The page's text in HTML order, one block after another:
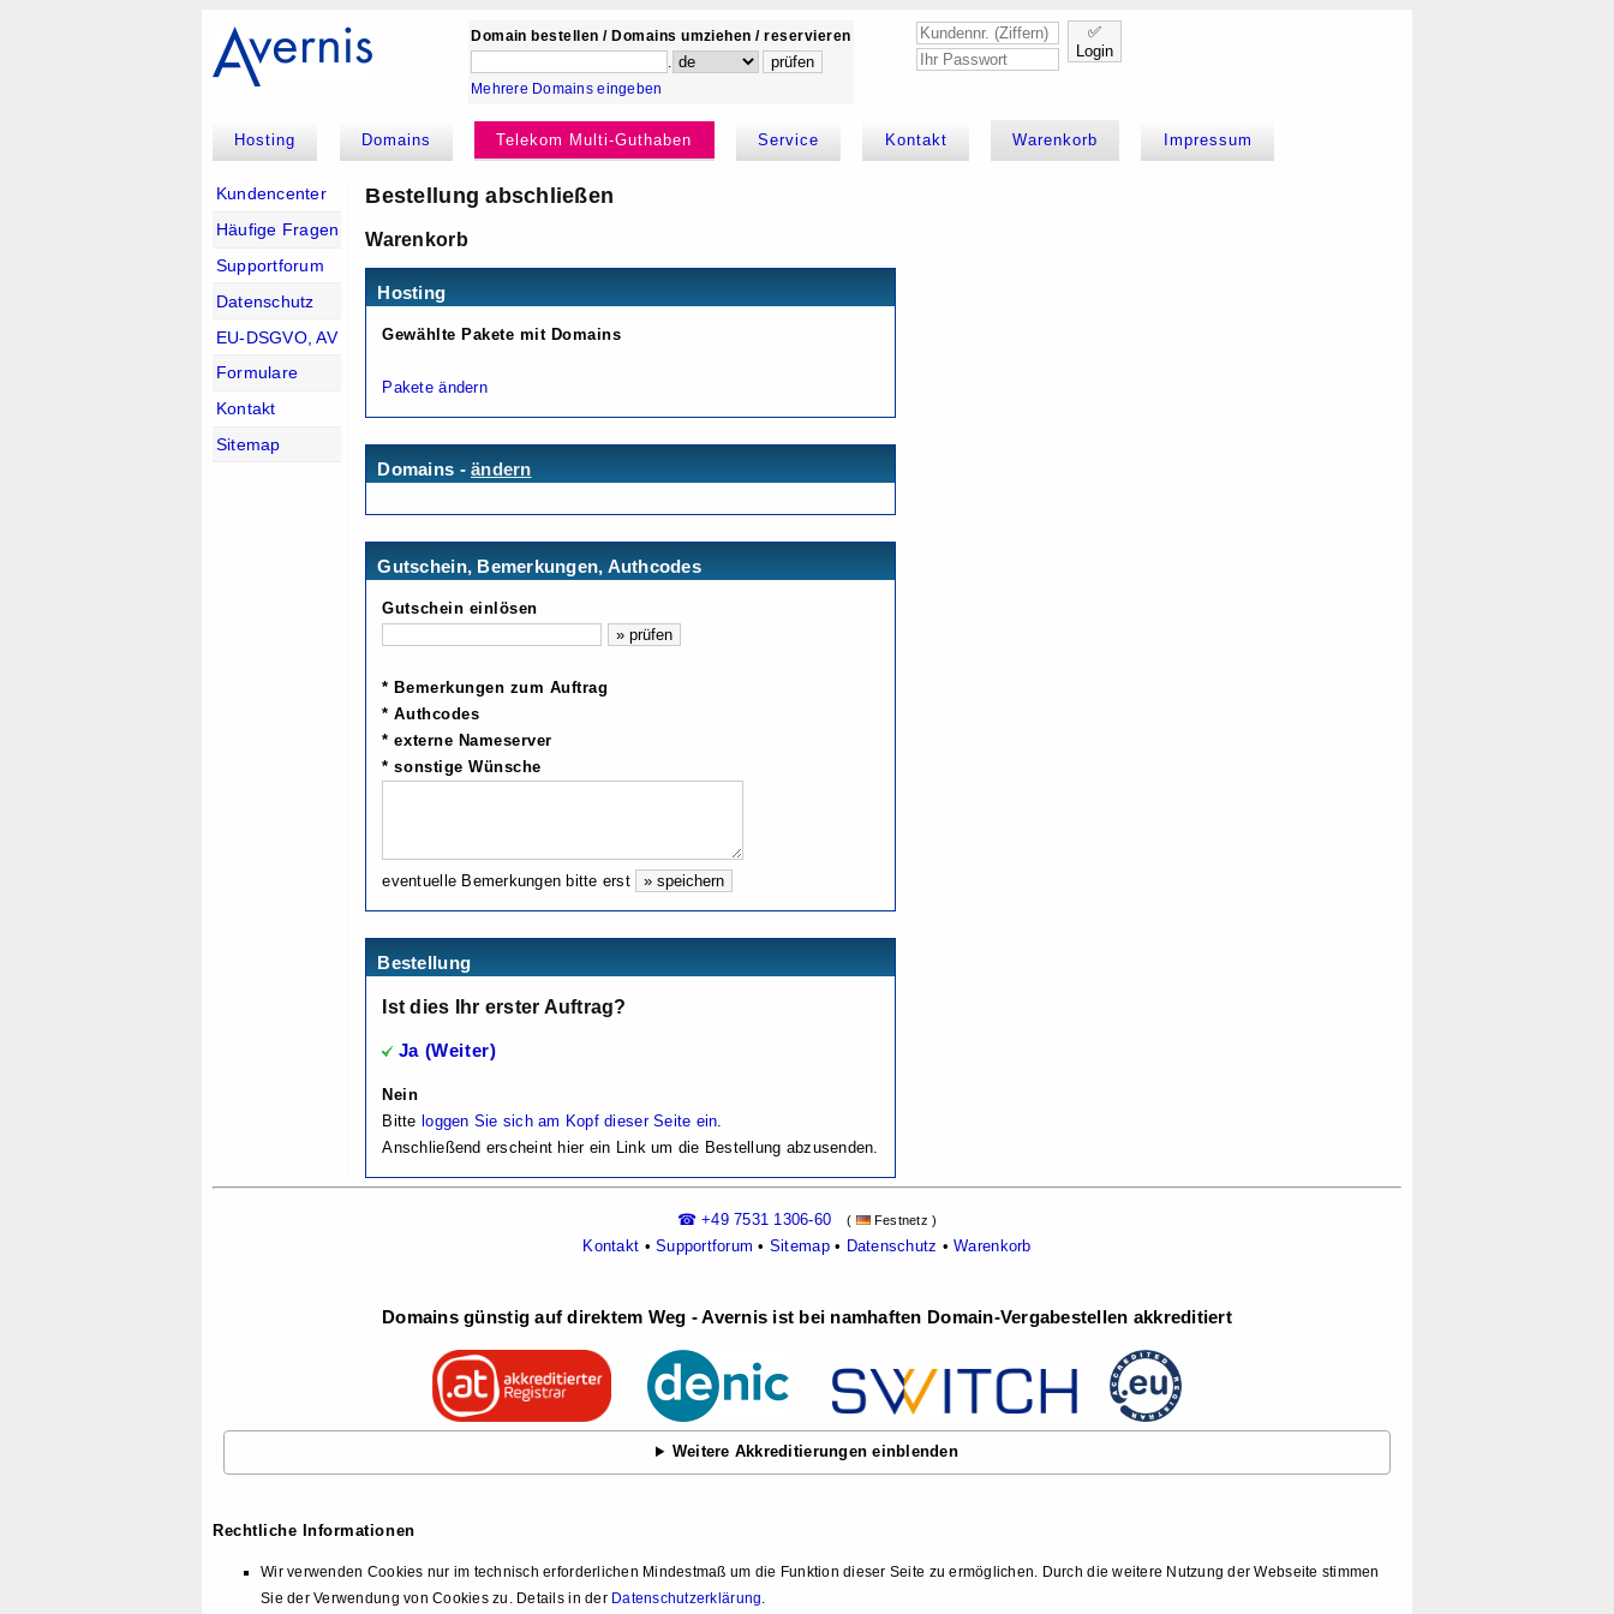
Domain bestellen / Domains umziehen / reservieren
.
Mehrere Domains eingeben
✅
Login
Hosting Domains Telekom Multi-Guthaben Service Kontakt Warenkorb Impressum
Kundencenter
Häufige Fragen
Supportforum
Datenschutz
EU-DSGVO, AV
Formulare
Kontakt
Sitemap
Bestellung abschließen
Warenkorb
Hosting
Gewählte Pakete mit Domains
Pakete ändern
Domains -ändern
Gutschein, Bemerkungen, Authcodes
Gutschein einlösen
* Bemerkungen zum Auftrag
* Authcodes
* externe Nameserver
* sonstige Wünsche
eventuelle Bemerkungen bitte erst
Bestellung
Ist dies Ihr erster Auftrag?
Ja (Weiter)
Nein
Bitte loggen Sie sich am Kopf dieser Seite ein.
Anschließend erscheint hier ein Link um die Bestellung abzusenden.
☎ +49 7531 1306-60 ( Festnetz )
Kontakt •Supportforum • Sitemap• Datenschutz •Warenkorb
Domains günstig auf direktem Weg - Avernis ist bei namhaften Domain-Vergabestellen akkreditiert
Weitere Akkreditierungen einblenden
Rechtliche Informationen
Wir verwenden Cookies nur im technisch erforderlichen Mindestmaß um die Funktion dieser Seite zu ermöglichen. Durch die weitere Nutzung der Webseite stimmen
Sie der Verwendung von Cookies zu. Details in der Datenschutzerklärung